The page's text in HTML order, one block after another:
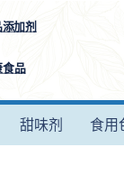
加剂
食品
甜味剂 食用